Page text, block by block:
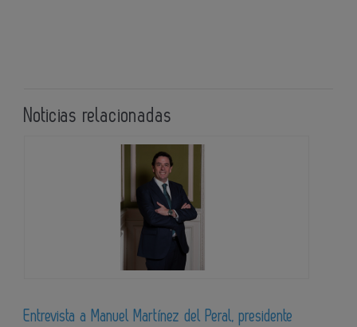
Noticias relacionadas
Entrevista a Manuel Martínez del Peral, presidente